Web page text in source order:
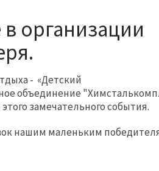
организации
- «Детский
объединение
замечательного события.
нашим маленьким